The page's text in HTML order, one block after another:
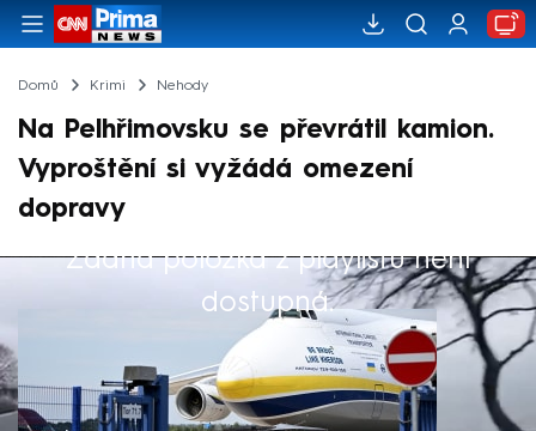
Domů Krimi Nehody
Na Pelhřimovsku se převrátil kamion.
Vyproštění si vyžádá omezení
dopravy
Žádná položka z playlistu není
dostupná.
Výběr redakce